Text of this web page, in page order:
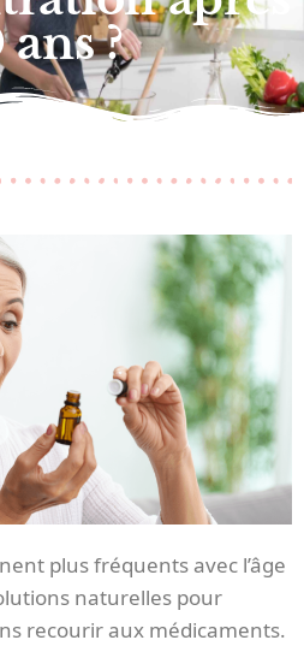
?
plus fréquents avec l’âge
naturelles pour
recourir aux médicaments.